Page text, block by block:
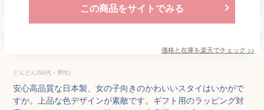
この商品をサイトでみる
価格と在庫を楽天でチェック >>
どんどん(50代・男性)
安心高品質な日本製、女の子向きのかわいいスタイはいかがで
すか。上品な色デザインが素敵です。ギフト用のラッピング対